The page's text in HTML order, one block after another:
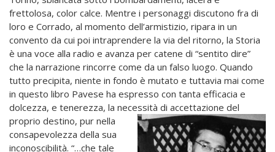
frettolosa, color calce. Mentre i personaggi discutono fra di
loro e Corrado, al momento dell’armistizio, ripara in un
convento da cui poi intraprendere la via del ritorno, la Storia
è una voce alla radio e avanza per catene di “sentito dire”
che la narrazione rincorre come da un falso luogo. Quando
tutto precipita, niente in fondo è mutato e tuttavia mai come
in questo libro Pavese ha espresso con tanta efficacia e
dolcezza, e tenerezza, la necessità di accettazione del
proprio destino, pur nella
consapevolezza della sua
inconoscibilità. “…che tale